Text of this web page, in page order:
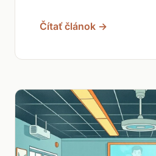
Čítať článok →